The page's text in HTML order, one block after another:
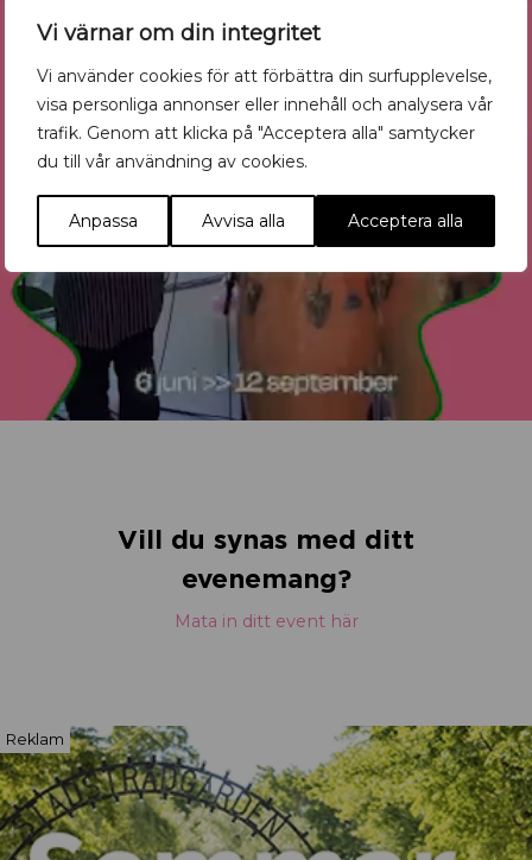
Vi värnar om din integritet
Vi använder cookies för att förbättra din surfupplevelse,
visa personliga annonser eller innehåll och analysera vår
trafik. Genom att klicka på "Acceptera alla" samtycker
du till vår användning av cookies.
Anpassa Avvisa alla Acceptera alla
Vill du synas med ditt
evenemang?
Mata in ditt event här
Reklam